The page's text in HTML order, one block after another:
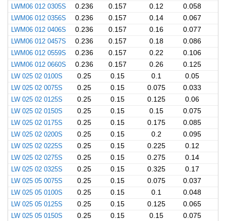
LWM06 012 0305S
0.236 0.157 0.12
0.058
LWM06 012 0356S
0.236 0.157 0.14
0.067
LWM06 012 0406S
0.236 0.157 0.16
0.077
LWM06 012 0457S
0.236 0.157 0.18
0.086
LWM06 012 0559S
0.236 0.157 0.22
0.106
LWM06 012 0660S
0.236 0.157 0.26
0.125
LW 025 02 0100S
0.25 0.15 0.1
0.05
LW 025 02 0075S
0.25 0.15 0.075
0.033
LW 025 02 0125S
0.25 0.15 0.125
0.06
LW 025 02 0150S
0.25 0.15 0.15
0.075
LW 025 02 0175S
0.25 0.15 0.175
0.085
LW 025 02 0200S
0.25 0.15 0.2
0.095
LW 025 02 0225S
0.25 0.15 0.225
0.12
LW 025 02 0275S
0.25 0.15 0.275
0.14
LW 025 02 0325S
0.25 0.15 0.325
0.17
LW 025 05 0075S
0.25 0.15 0.075
0.037
LW 025 05 0100S
0.25 0.15 0.1
0.048
LW 025 05 0125S
0.25 0.15 0.125
0.065
LW 025 05 0150S
0.25 0.15 0.15 0.075